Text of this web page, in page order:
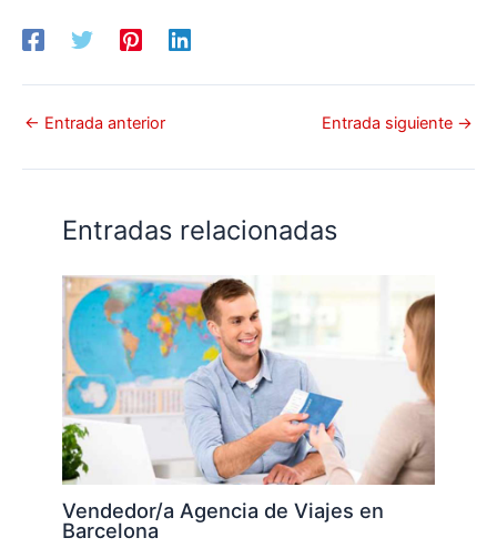
← Entrada anterior Entrada siguiente →
Entradas relacionadas
Vendedor/a Agencia de Viajes en
Barcelona